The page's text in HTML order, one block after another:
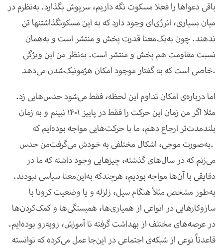
باقی دعواها را فعلا مسکوت نگه داریم، سرپوش بگذارد. به‌نظرم در
میان بسیاری، انرژی‌ای وجود دارد که به این مسکوت­گذاشتن­ها تن
ندهند. چون به‌یک‌معنا قدرت پخش و منتشر است و به‌همان
نسبت مقاومت هم پخش و منتشر است. به‌نظر من این ویژگی
خاصی است که به گفتار موجود امکان هژمونیک‌شدن می‌دهد.
اما درباره‌ی امکان تداوم این لحظه، فقط می‌شود حدس‌هایی زد.
مثلا اگر من زمان این حرکت را فقط در پاییز 1401 نبینم و به زمان
بلندمدت‌تر ارجاع دهم، ما با حرکت‌هایی مواجه بوده‌ایم که
به‌صورت موجی، اشکال مختلفی به خودش می‌گرفت.
من حدس
می‌زنم که در سال‌های گذشته، چیزهایی وجود داشته که ما در
دقایقی با آن‌ها مواجه بودیم، هرچندکه به‌این‌معنا سیاسی نبودند.
به‌طور مشخص مثلاً هنگام سیل، زلزله و یا وضعیت کرونا با
سازوکارهایی در انواعی از همیاری‌ها، همبستگی‌ها و کمک‌کردن‌ها
در عرصه‌های مختلف از بهداشت گرفته تا آموزش، روبه‌رو بوده‌ایم.
قاعدتاً نوعی از شبکه‌ی اجتماعی در این‌جا عمل می‌کرده که توانسته